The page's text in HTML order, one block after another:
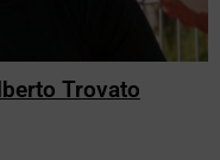
Trovato